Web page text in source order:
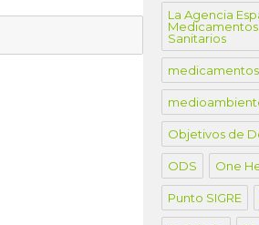
La Agencia
Sanitarios
medicamentos
Objetivos de
ODS One
Punto SIGRE